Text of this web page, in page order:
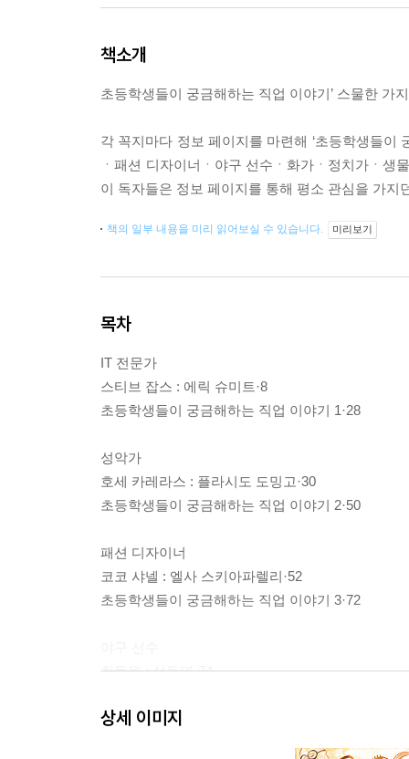
책소개
초등학생들이 궁금해하는 직업 이야기’ 스물한 가
각 꼭지마다 정보 페이지를 마련해 ‘초등학생들이
ㆍ패션 디자이너ㆍ야구 선수ㆍ화가ㆍ정치가ㆍ
이 독자들은 정보 페이지를 통해 평소 관심을 가
책의 일부 내용을 미리 읽어보실 수 있습니다. 미리보기
목차
IT 전문가
스티브 잡스 : 에릭 슈미트·8
초등학생들이 궁금해하는 직업 이야기 1·28
성악가
호세 카레라스 : 플라시도 도밍고·30
초등학생들이 궁금해하는 직업 이야기 2·50
패션 디자이너
코코 샤넬 : 엘사 스키아파렐리·52
초등학생들이 궁금해하는 직업 이야기 3·72
최동원 : 선동열·74
상세 이미지